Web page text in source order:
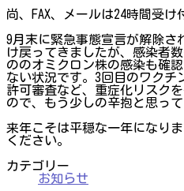
尚、FAX、メールは24時間受け
9月末に緊急事態宣言が解除さ
け戻ってきましたが、感染者
ののオミクロン株の感染も確
ない状況です。3回目のワクチ
許可審査など、重症化リスク
ので、もう少しの辛抱と思って
来年こそは平穏な一年になり
ください。
カテゴリー
お知らせ